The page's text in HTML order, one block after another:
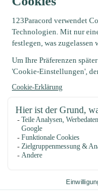
Camo
Paracord 425
genauso stark
für feinere Arbeiten